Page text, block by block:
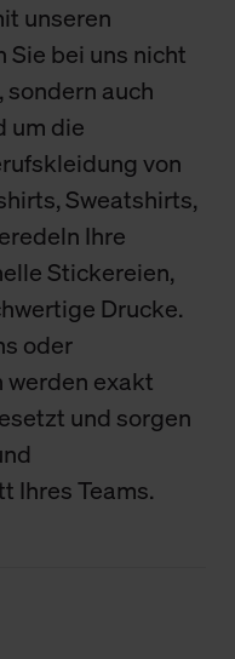
unseren
Sie bei uns nicht
auch
um die
von
Sweatshirts,
Ihre
Stickereien,
Drucke.
oder
werden exakt
und sorgen
Ihres Teams.